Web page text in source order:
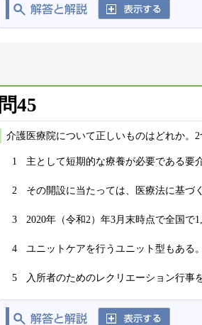
問45
介護医療院について正しいものはどれか。
1 主として短期的な療養が必要である要
2 その開設に当たっては、医療法に基づ
3 2020年（令和2）年3月末時点で全国で
4 ユニットケアを行うユニット型もある
5 入所者のためのレクリエーション行事